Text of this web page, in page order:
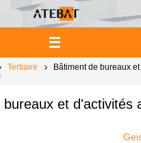
Tertiaire
Bâtiment de bureaux et
bureaux et d'activités